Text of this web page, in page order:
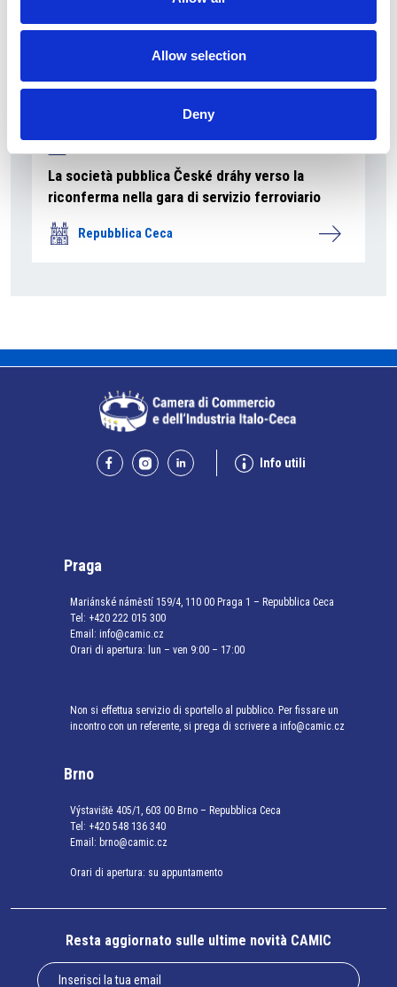
Allow selection
Deny
La società pubblica České dráhy verso la
riconferma nella gara di servizio ferroviario
Repubblica Ceca
Info utili
Praga
Mariánské náměstí 159/4, 110 00 Praga 1 – Repubblica Ceca
Tel: +420 222 015 300
Email: info@camic.cz
Orari di apertura: lun – ven 9:00 – 17:00
Non si effettua servizio di sportello al pubblico. Per fissare un
incontro con un referente, si prega di scrivere a info@camic.cz
Brno
Výstaviště 405/1, 603 00 Brno – Repubblica Ceca
Tel: +420 548 136 340
Email: brno@camic.cz
Orari di apertura: su appuntamento
Resta aggiornato sulle ultime novità CAMIC